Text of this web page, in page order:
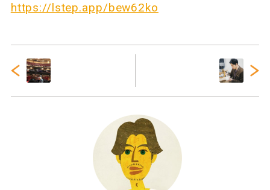
https://lstep.app/bew62ko